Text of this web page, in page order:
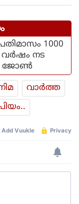
1000
നട
ജോണ്‍
വാര്‍ത്ത